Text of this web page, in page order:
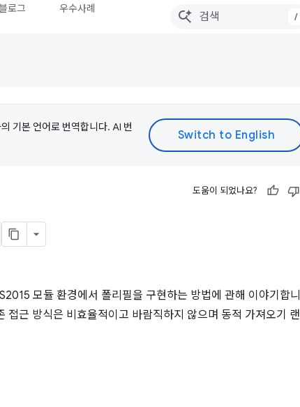
로그 우수사례
/
기본 언어로 번역합니다. AI 번
도움이 되었나요?
모듈 환경에서 폴리필을 구현하는 방법에 관해 이야기합니
근 방식은 비효율적이고 바람직하지 않으며 동적 가져오기 랜